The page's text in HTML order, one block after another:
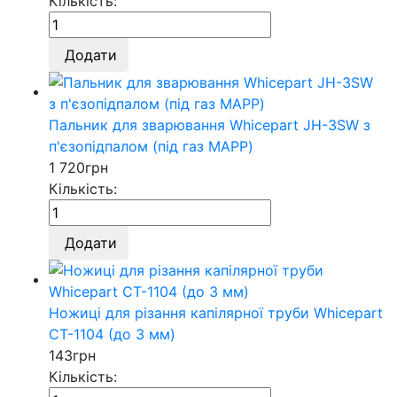
Додати
Пальник для зварювання Whicepart JH-3SW з
п'єзопідпалом (під газ MAPP)
1 720грн
Кількість:
Додати
Ножиці для різання капілярної труби Whicepart
CT-1104 (до 3 мм)
143грн
Кількість: